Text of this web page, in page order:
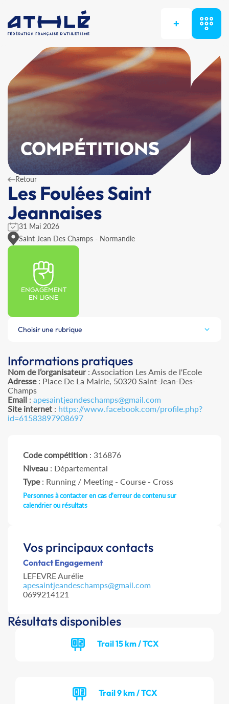
+
COMPÉTITIONS
Retour
Les Foulées Saint
Jeannaises
31 Mai 2026
Saint Jean Des Champs - Normandie
ENGAGEMENT
EN LIGNE
Choisir une rubrique
Informations pratiques
Nom de l’organisateur: Association Les Amis de l'Ecole
Adresse: Place De La Mairie, 50320 Saint-Jean-Des-
Champs
Email : apesaintjeandeschamps@gmail.com
Site internet : https://www.facebook.com/profile.php?
id=61583897908697
Code compétition : 316876
Niveau : Départemental
Type: Running / Meeting - Course - Cross
Personnes à contacter en cas d'erreur de contenu sur
calendrier ou résultats
Vos principaux contacts
Contact Engagement
LEFEVRE Aurélie
apesaintjeandeschamps@gmail.com
0699214121
Résultats disponibles
Trail 15 km / TCX
Trail 9 km / TCX